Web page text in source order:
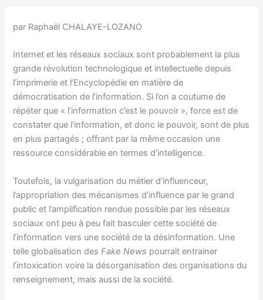
par Raphaël CHALAYE-LOZANO
Internet et les réseaux sociaux sont probablement la plus
grande révolution technologique et intellectuelle depuis
l’imprimerie et l’Encyclopédie en matière de
démocratisation de l’information. Si l’on a coutume de
répéter que « l’information c’est le pouvoir », force est de
constater que l’information, et donc le pouvoir, sont de plus
en plus partagés ; offrant par la même occasion une
ressource considérable en termes d’intelligence.
Toutefois, la vulgarisation du métier d’influenceur,
l’appropriation des mécanismes d’influence par le grand
public et l’amplification rendue possible par les réseaux
sociaux ont peu à peu fait basculer cette société de
l’information vers une société de la désinformation. Une
telle globalisation desFake News pourrait entrainer
l’intoxication voire la désorganisation des organisations du
renseignement, mais aussi de la société.